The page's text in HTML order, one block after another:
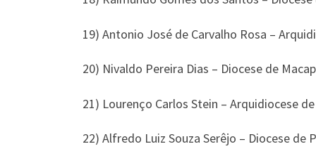
19) Antonio José de Carvalho Rosa –
20) Nivaldo Pereira Dias – Diocese de
21) Lourenço Carlos Stein – Arquidiocese
22) Alfredo Luiz Souza Serêjo – Diocese de